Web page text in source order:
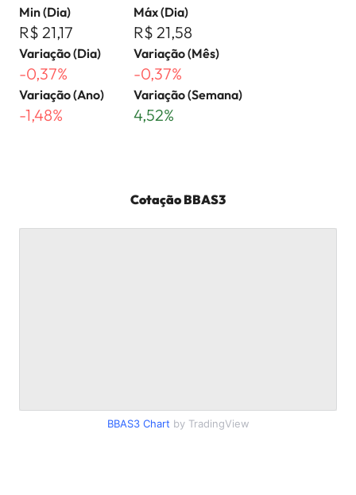
Min (Dia)
R$ 21,17
Máx (Dia)
R$ 21,58
Variação (Dia)
-0,37%
Variação (Mês)
-0,37%
Variação (Ano)
-1,48%
Variação (Semana)
4,52%
CotaçãoBBAS3
BBAS3Chart by TradingView